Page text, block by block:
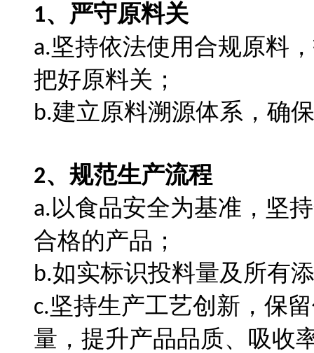
1、 严守原料关
a.坚持依法使用合规原料
把好原料关 ；
b.建立原料溯源体系，确
2、 规范生产流程
a.以食品安全为基准，坚
合格的产品 ；
b.如实标识投料量及所有
c.坚持生产工艺创新，保
量，提升产品品质、吸收